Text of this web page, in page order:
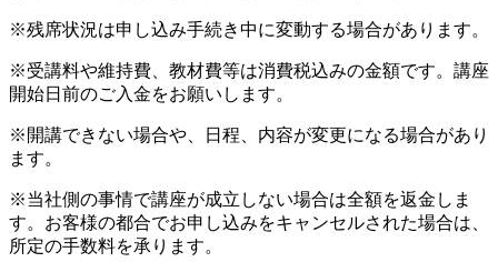
※残席状況は申し込み手続き中に変動する場合があります。
※受講料や維持費、教材費等は消費税込みの金額です。講座
開始日前のご入金をお願いします。
※開講できない場合や、日程、内容が変更になる場合があり
ます。
※当社側の事情で講座が成立しない場合は全額を返金しま
す。お客様の都合でお申し込みをキャンセルされた場合は、
所定の手数料を承ります。